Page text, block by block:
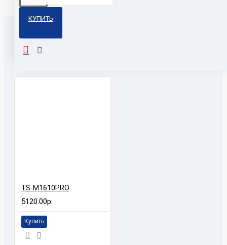
КУПИТЬ
С ЭТИМ ПОКУПАЮТ
TS-M1610PRO
5120.00р.
Купить